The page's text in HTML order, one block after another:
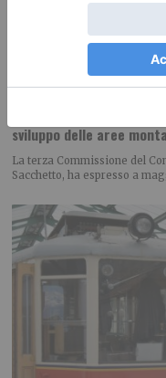
Montagna piemontese,
sviluppo delle aree
La terza Commissione del
Sacchetto, ha espresso a